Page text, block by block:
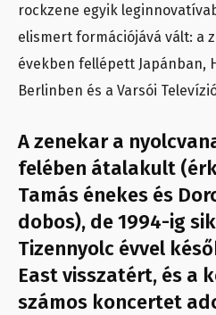
rockzene egyik
elismert formációjává vált: a
években fellépett Japánban,
Berlinben és a Varsói
A zenekar a
felében átalakult
Tamás énekes és
dobos), de 1994-ig
Tizennyolc évvel
East visszatért, és a
számos koncertet